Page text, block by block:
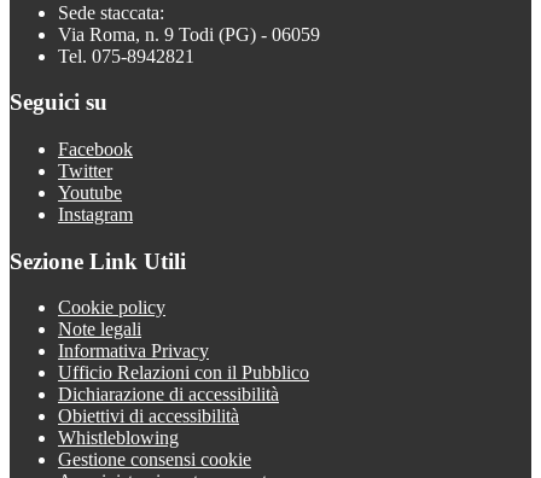
Sede staccata:
Via Roma, n. 9 Todi (PG) - 06059
Tel. 075-8942821
Seguici su
Facebook
Twitter
Youtube
Instagram
Sezione Link Utili
Cookie policy
Note legali
Informativa Privacy
Ufficio Relazioni con il Pubblico
Dichiarazione di accessibilità
Obiettivi di accessibilità
Whistleblowing
Gestione consensi cookie